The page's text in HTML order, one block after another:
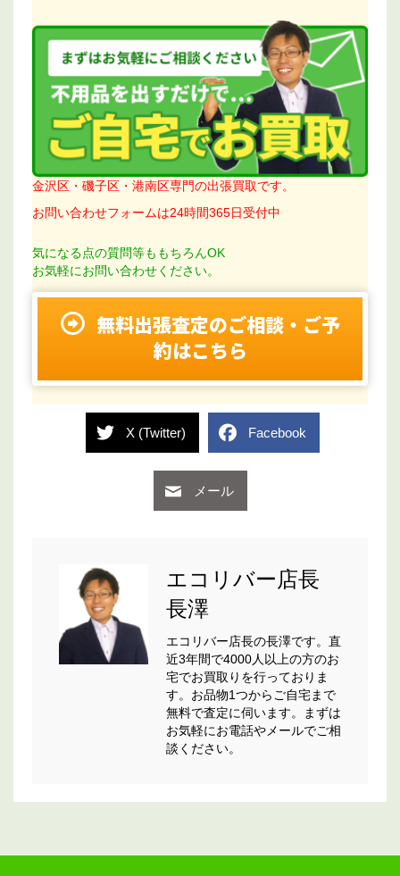
金沢区・磯子区・港南区専門の出張買取です。
お問い合わせフォームは24時間365日受付中
気になる点の質問等ももちろんOK
お気軽にお問い合わせください。
無料出張査定のご相談・ご予
約はこちら
X (Twitter) Facebook
メール
エコリバー店長
長澤
エコリバー店長の長澤です。直
近3年間で4000人以上の方のお
宅でお買取りを行っておりま
す。お品物1つからご自宅まで
無料で査定に伺います。まずは
お気軽にお電話やメールでご相
談ください。